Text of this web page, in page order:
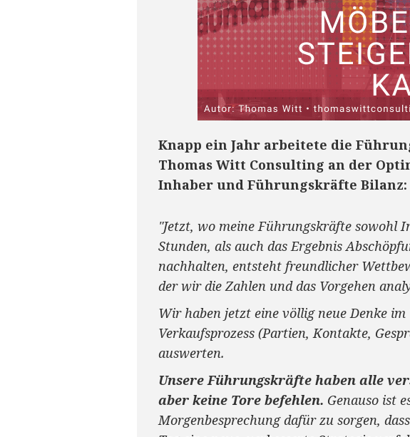
Knapp ein Jahr arbeitete die
Thomas Witt Consulting an der
Inhaber und Führungskräfte Bilanz:
"Jetzt, wo meine Führungskräfte sowohl
Stunden, als auch das Ergebnis
nachhalten, entsteht freundlicher
der wir die Zahlen und das Vorgehen
Wir haben jetzt eine völlig neue Denke
Verkaufsprozess (Partien, Kontakte,
auswerten.
Unsere Führungskräfte haben alle
aber keine Tore befehlen. Genauso ist
Morgenbesprechung dafür zu sorgen,